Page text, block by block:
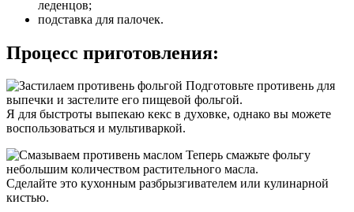
леденцов;
подставка для палочек.
Процесс приготовления:
Подготовьте противень для
выпечки и застелите его пищевой фольгой.
Я для быстроты выпекаю кекс в духовке, однако вы можете
воспользоваться и мультиваркой.
Теперь смажьте фольгу
небольшим количеством растительного масла.
Сделайте это кухонным разбрызгивателем или кулинарной
кистью.